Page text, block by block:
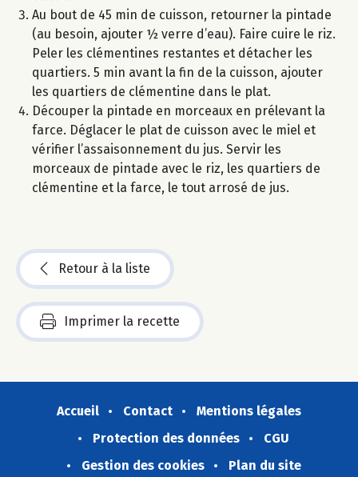
Au bout de 45 min de cuisson, retourner la pintade
(au besoin, ajouter ½ verre d’eau). Faire cuire le riz.
Peler les clémentines restantes et détacher les
quartiers. 5 min avant la fin de la cuisson, ajouter
les quartiers de clémentine dans le plat.
Découper la pintade en morceaux en prélevant la
farce. Déglacer le plat de cuisson avec le miel et
vérifier l’assaisonnement du jus. Servir les
morceaux de pintade avec le riz, les quartiers de
clémentine et la farce, le tout arrosé de jus.
Retour à la liste
Imprimer la recette
Accueil Contact
Mentions légales
Protection des données
CGU
Gestion des cookies
Plan du site